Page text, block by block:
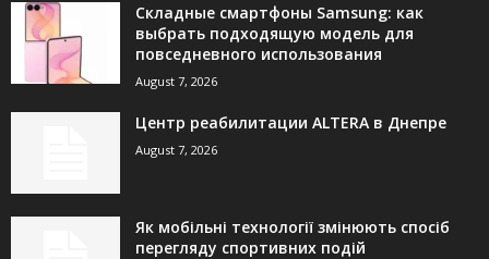
Складные смартфоны Samsung: как
выбрать подходящую модель для
повседневного использования
August 7, 2026
Центр реабилитации ALTERA в Днепре
August 7, 2026
Як мобільні технології змінюють спосіб
перегляду спортивних подій